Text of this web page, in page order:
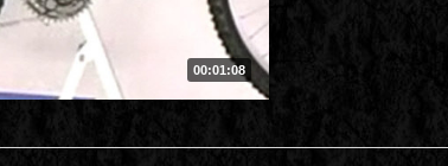
00:01:08